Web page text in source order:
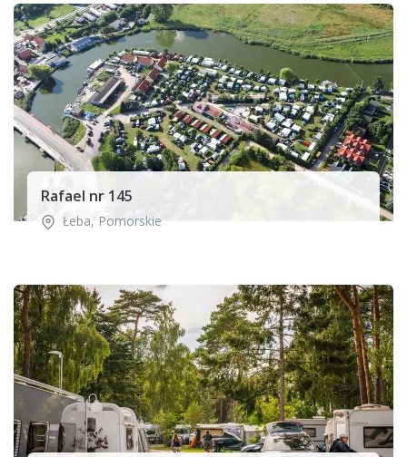
Rafael nr 145
Łeba, Pomorskie